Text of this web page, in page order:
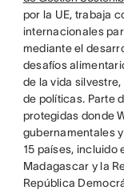
por la UE, trabaja
internacionales
mediante el
desafíos
de la vida
de políticas. Parte
protegidas donde
gubernamentales
15 países, incluido
Madagascar y la
República